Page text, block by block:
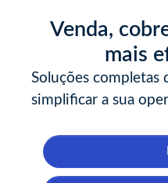
Venda,
mais
Soluções completas
simplificar a sua